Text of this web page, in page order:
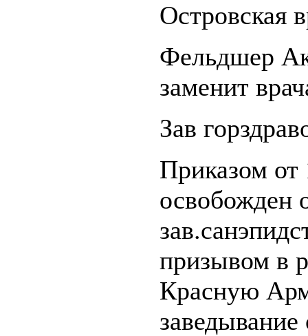
Островская
Фельдшер
заменит
Зав
Приказом
освобожден
призывом в
Красную
заведывание